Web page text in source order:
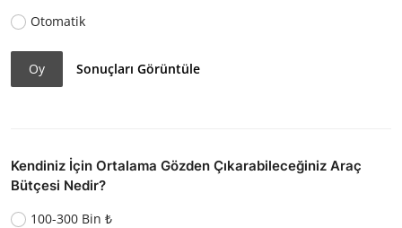
Otomatik
Oy Sonuçları Görüntüle
Kendiniz İçin Ortalama Gözden Çıkarabileceğiniz Araç
Bütçesi Nedir?
100-300 Bin ₺